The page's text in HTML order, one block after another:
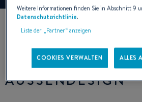
AUSSENDESIGN
Weitere Informationen finden Sie in Abschnitt 9
Datenschutzrichtlinie.
Liste der „Partner“ anzeigen
COOKIES VERWALTEN ALLES